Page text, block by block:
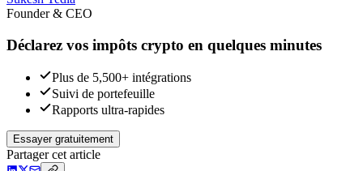
Founder & CEO
Déclarez vos impôts crypto en quelques minutes
Plus de 5,500+ intégrations
Suivi de portefeuille
Rapports ultra-rapides
Essayer gratuitement
Partager cet article